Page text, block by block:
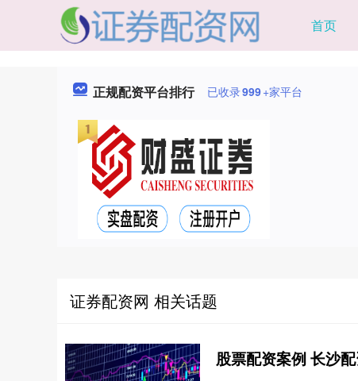
首页
正规配资平台排行 已收录999+家平台
证券配资网 相关话题